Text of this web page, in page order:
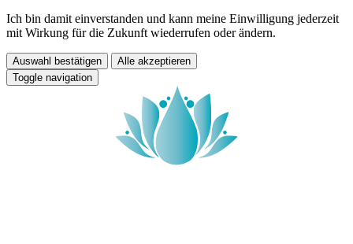
Ich bin damit einverstanden und kann meine Einwilligung jederzeit
mit Wirkung für die Zukunft wiederrufen oder ändern.
Auswahl bestätigen
Alle akzeptieren
Toggle navigation